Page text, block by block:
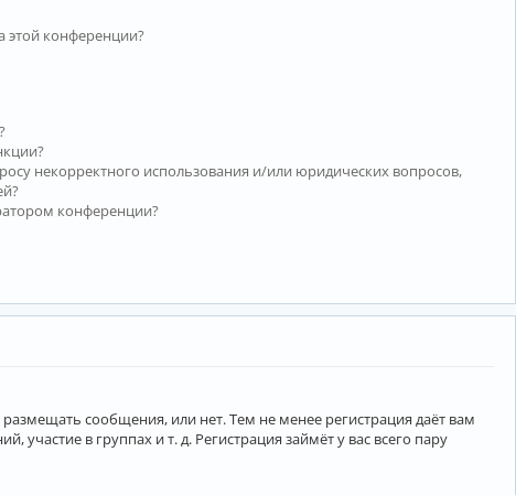
этой конференции?
некорректного использования и/или юридических вопросов,
конференции?
сообщения, или нет. Тем не менее регистрация даёт вам
в группах и т. д. Регистрация займёт у вас всего пару